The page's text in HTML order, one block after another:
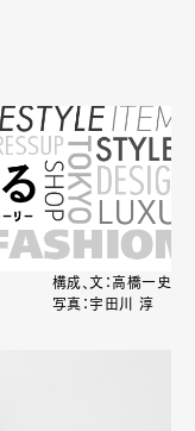
構成、文：高橋一史
写真：宇田川 淳